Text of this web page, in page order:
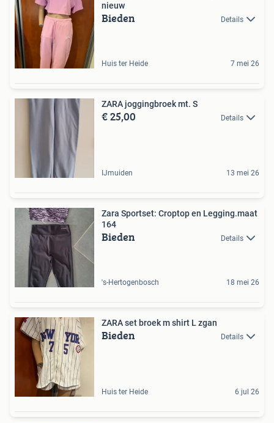
nieuw
Bieden Details
Huis ter Heide 7 mei 26
ZARA joggingbroek mt. S
€ 25,00 Details
IJmuiden 13 mei 26
Zara Sportset: Croptop en Legging.maat
164
Bieden Details
's-Hertogenbosch 18 mei 26
ZARA set broek m shirt L zgan
Bieden Details
Huis ter Heide 6 jul 26